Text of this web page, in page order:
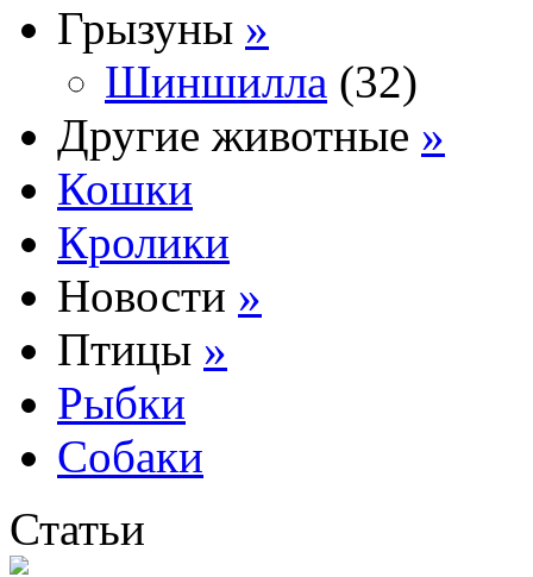
Грызуны »
Шиншилла (32)
Другие животные »
Кошки
Кролики
Новости »
Птицы »
Рыбки
Собаки
Статьи